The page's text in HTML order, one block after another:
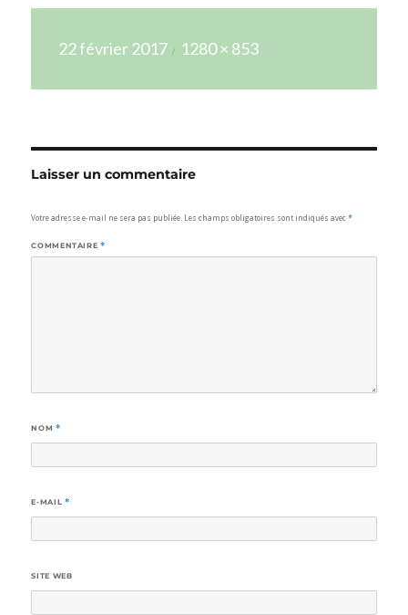
le
22 février 2017
réelle
1280 × 853
Laisser un commentaire
Votre adresse e-mail ne sera pas publiée. Les champs obligatoires sont indiqués avec*
COMMENTAIRE *
NOM *
E-MAIL *
SITE WEB